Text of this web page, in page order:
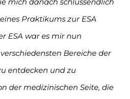
Praktikums zur ESA
ESA war es mir nun
Bereiche der
entdecken und zu
der medizinischen Seite, die